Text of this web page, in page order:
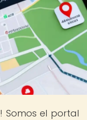
! Somos el portal